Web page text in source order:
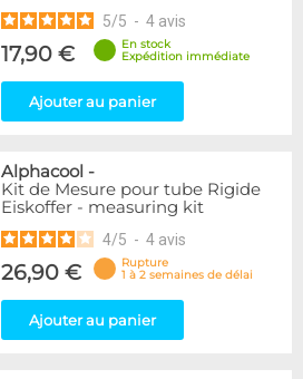
5/5 - 4 avis
17,90 €
En stock
Expédition immédiate
Ajouter au panier
Alphacool -
Kit de Mesure pour tube Rigide
Eiskoffer - measuring kit
4/5 - 4 avis
26,90 €
Rupture
1 à 2 semaines de délai
Ajouter au panier